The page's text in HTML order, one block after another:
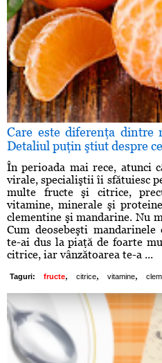
Care este diferenţa dintre
Detaliul puţin ştiut despre
În perioada mai rece, atunci
virale, specialiştii îi sfătuiesc
multe fructe şi citrice,
vitamine, minerale şi
clementine şi mandarine. Nu
Cum deosebeşti
te-ai dus la piaţă de foarte
citrice, iar vânzătoarea te-a ...
Taguri: fructe, citrice, vitamine,